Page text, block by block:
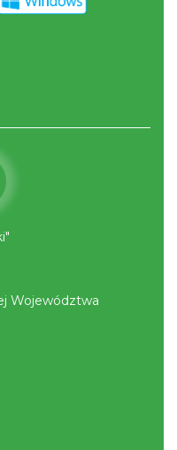
Województwa